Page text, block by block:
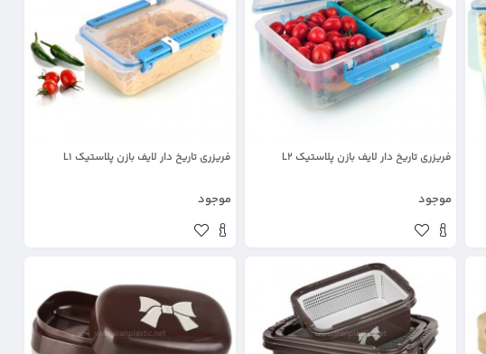
فریزری تاریخ دار لایف بازن پلاستیک L2
موجود
فریزری تاریخ دار لایف بازن پلاستیک L1
موجود